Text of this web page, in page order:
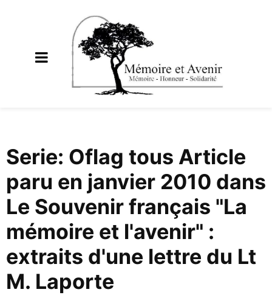
Serie: Oflag tous Article
paru en janvier 2010 dans
Le Souvenir français "La
mémoire et l'avenir" :
extraits d'une lettre du Lt
M. Laporte